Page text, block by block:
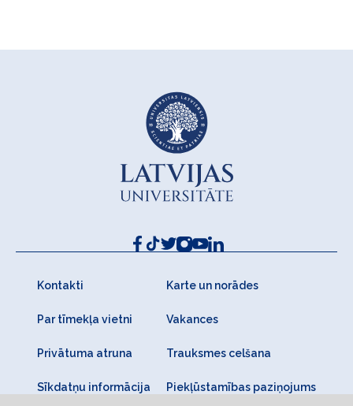
Kontakti Karte un norādes
Par tīmekļa vietni Vakances
Privātuma atruna Trauksmes celšana
Sīkdatņu informācija Piekļūstamības paziņojums